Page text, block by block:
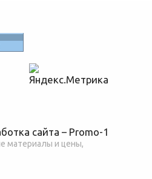
сайта – Promo-1
материалы и цены,